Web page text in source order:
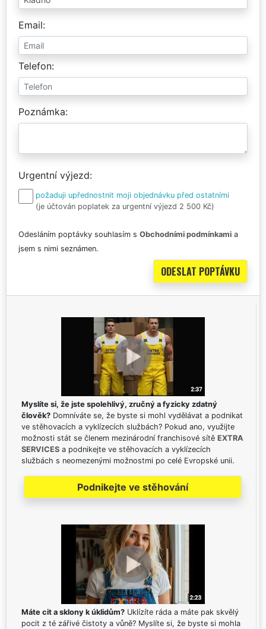
Email
Telefon
Poznámka
Urgentní výjezd
požaduji upřednostnit moji objednávku před ostatními
(je účtován poplatek za urgentní výjezd 2 500 Kč)
Odesláním poptávky souhlasím s Obchodními podmínkami a
jsem s nimi seznámen.
Myslíte si, že jste spolehlivý, zručný a fyzicky zdatný
člověk? Domníváte se, že byste si mohl vydělávat a podnikat
ve stěhovacích a vyklízecích službách? Pokud ano, využijte
možnosti stát se členem mezinárodní franchisové sítě EXTRA
SERVICES a podnikejte ve stěhovacích a vyklízecích
službách s neomezenými možnostmi po celé Evropské unii.
Podnikejte ve stěhování
Máte cit a sklony k úklidům? Uklízíte ráda a máte pak skvělý
pocit z té zářivé čistoty a vůně? Myslíte si, že byste si mohla